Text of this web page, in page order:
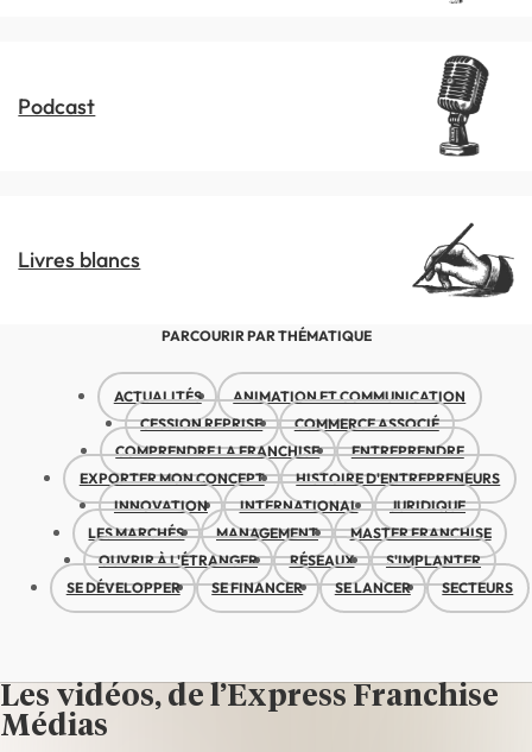
Podcast
Livres blancs
PARCOURIR PAR THÉMATIQUE
ACTUALITÉS
ANIMATION ET COMMUNICATION
CESSION REPRISE
COMMERCE ASSOCIÉ
COMPRENDRE LA FRANCHISE
ENTREPRENDRE
EXPORTER MON CONCEPT
HISTOIRE D'ENTREPRENEURS
INNOVATION
INTERNATIONAL
JURIDIQUE
LES MARCHÉS
MANAGEMENT
MASTER FRANCHISE
OUVRIR À L'ÉTRANGER
RÉSEAUX
S'IMPLANTER
SE DÉVELOPPER
SE FINANCER SE LANCER SECTEURS
Les vidéos, de l’Express Franchise
Médias